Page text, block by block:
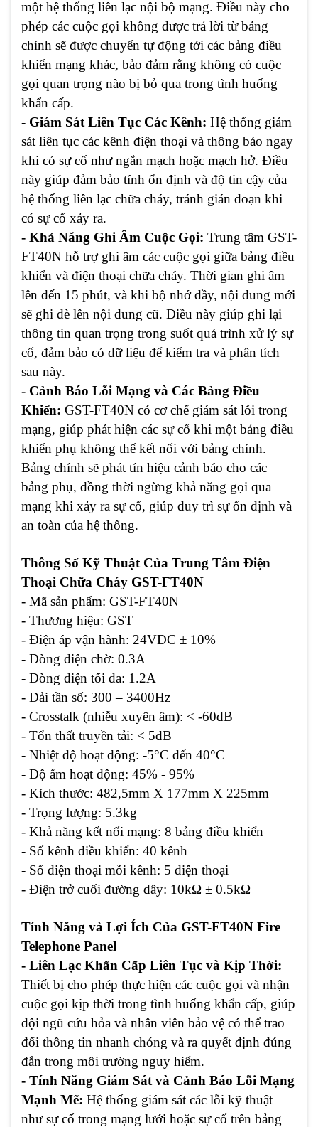
một hệ thống liên lạc nội bộ mạng. Điều này cho
phép các cuộc gọi không được trả lời từ bảng
chính sẽ được chuyển tự động tới các bảng điều
khiển mạng khác, bảo đảm rằng không có cuộc
gọi quan trọng nào bị bỏ qua trong tình huống
khẩn cấp.
- Giám Sát Liên Tục Các Kênh: Hệ thống giám
sát liên tục các kênh điện thoại và thông báo ngay
khi có sự cố như ngắn mạch hoặc mạch hở. Điều
này giúp đảm bảo tính ổn định và độ tin cậy của
hệ thống liên lạc chữa cháy, tránh gián đoạn khi
có sự cố xảy ra.
- Khả Năng Ghi Âm Cuộc Gọi: Trung tâm GST-
FT40N hỗ trợ ghi âm các cuộc gọi giữa bảng điều
khiển và điện thoại chữa cháy. Thời gian ghi âm
lên đến 15 phút, và khi bộ nhớ đầy, nội dung mới
sẽ ghi đè lên nội dung cũ. Điều này giúp ghi lại
thông tin quan trọng trong suốt quá trình xử lý sự
cố, đảm bảo có dữ liệu để kiểm tra và phân tích
sau này.
- Cảnh Báo Lỗi Mạng và Các Bảng Điều
Khiển: GST-FT40N có cơ chế giám sát lỗi trong
mạng, giúp phát hiện các sự cố khi một bảng điều
khiển phụ không thể kết nối với bảng chính.
Bảng chính sẽ phát tín hiệu cảnh báo cho các
bảng phụ, đồng thời ngừng khả năng gọi qua
mạng khi xảy ra sự cố, giúp duy trì sự ổn định và
an toàn của hệ thống.
Thông Số Kỹ Thuật Của Trung Tâm Điện
Thoại Chữa Cháy GST-FT40N
- Mã sản phẩm: GST-FT40N
- Thương hiệu: GST
- Điện áp vận hành: 24VDC ± 10%
- Dòng điện chờ: 0.3A
- Dòng điện tối đa: 1.2A
- Dải tần số: 300 – 3400Hz
- Crosstalk (nhiễu xuyên âm): < -60dB
- Tổn thất truyền tải: < 5dB
- Nhiệt độ hoạt động: -5°C đến 40°C
- Độ ẩm hoạt động: 45% - 95%
- Kích thước: 482,5mm X 177mm X 225mm
- Trọng lượng: 5.3kg
- Khả năng kết nối mạng: 8 bảng điều khiển
- Số kênh điều khiển: 40 kênh
- Số điện thoại mỗi kênh: 5 điện thoại
- Điện trở cuối đường dây: 10kΩ ± 0.5kΩ
Tính Năng và Lợi Ích Của GST-FT40N Fire
Telephone Panel
- Liên Lạc Khẩn Cấp Liên Tục và Kịp Thời:
Thiết bị cho phép thực hiện các cuộc gọi và nhận
cuộc gọi kịp thời trong tình huống khẩn cấp, giúp
đội ngũ cứu hỏa và nhân viên bảo vệ có thể trao
đổi thông tin nhanh chóng và ra quyết định đúng
đắn trong môi trường nguy hiểm.
- Tính Năng Giám Sát và Cảnh Báo Lỗi Mạng
Mạnh Mẽ: Hệ thống giám sát các lỗi kỹ thuật
như sự cố trong mạng lưới hoặc sự cố trên bảng